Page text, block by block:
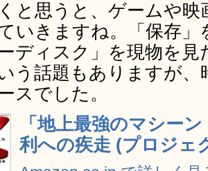
と思うと、ゲームや
いきますね。「保存
ディスク」を現物を
話題もありますが、
スでした。
「地上最強のマシ
利への疾走 (プロジェ